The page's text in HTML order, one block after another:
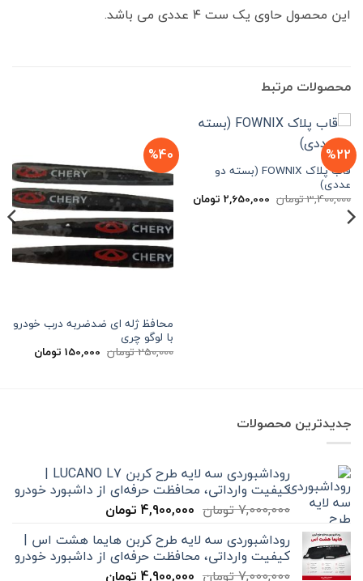
این محصول حاوی یک ست ۴ عددی می باشد.
محصولات مرتبط
%22
قاب پلاک FOWNIX (بسته دو
عددی)
3,400,000تومان قیمت
اصلی
2,650,000 تومانقیمت
فعلی
2,650,000 تومان
است.
%40
محافظ ژله ای ضد‌ضربه درب خودرو
با لوگو چری
250,000تومان قیمت
اصلی
150,000 تومانقیمت
فعلی
جدیدترین محصولات
روداشبوردی سه‌ لایه طرح کربن LUCANO L7 |
کیفیت وارداتی، محافظت حرفه‌ای از داشبورد خودرو
7,000,000تومان قیمت
7,000,000 تومان
بود.
4,900,000 تومانقیمت
4,900,000 تومان
است.
روداشبوردی سه‌ لایه طرح کربن هایما هشت اس |
کیفیت وارداتی، محافظت حرفه‌ای از داشبورد خودرو
7,000,000تومان قیمت
4,900,000 تومانقیمت